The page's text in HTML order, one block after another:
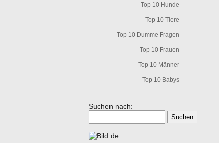
Top 10 Hunde
Top 10 Tiere
Top 10 Dumme Fragen
Top 10 Frauen
Top 10 Männer
Top 10 Babys
Suchen nach: